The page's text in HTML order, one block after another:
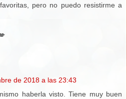
pero no puedo resistirme a
de 2018 a las 23:43
haberla visto. Tiene muy buen